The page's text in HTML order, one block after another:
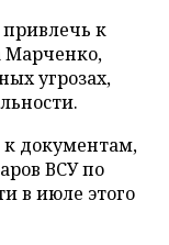
к
Марченко,
угрозах,
к документам,
ВСУ по
в июле этого